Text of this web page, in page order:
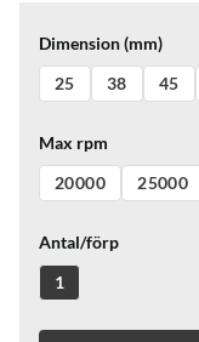
Dimension (mm)
25
38 45
Max rpm
20000
25000
Antal/förp
1